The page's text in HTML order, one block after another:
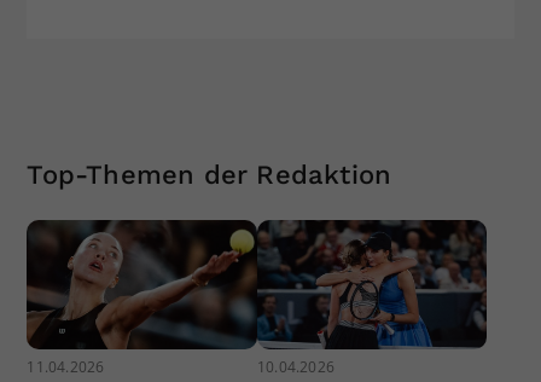
Top-Themen der Redaktion
11.04.2026 10.04.2026